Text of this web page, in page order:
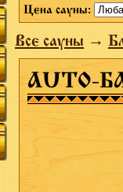
Цена сауны:
Все сауны→
AUTO-